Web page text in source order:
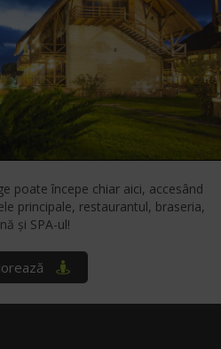
poate începe chiar aici, accesând
principale, restaurantul, braseria,
și SPA-ul!